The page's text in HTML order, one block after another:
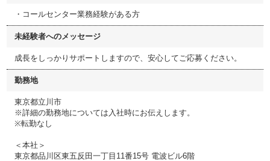
・コールセンター業務経験がある方
未経験者へのメッセージ
成長をしっかりサポートしますので、安心してご応募ください。
勤務地
東京都立川市
※詳細の勤務地については入社時にお伝えします。
※転勤なし
＜本社＞
東京都品川区東五反田一丁目11番15号 電波ビル6階